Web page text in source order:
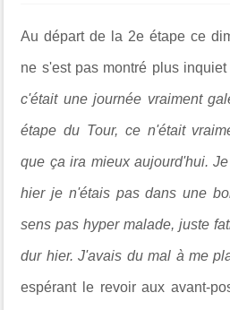
Au départ de la 2e étape ce
ne s'est pas montré plus inquiet
c'était une journée vraiment
étape du Tour, ce n'était
que ça ira mieux aujourd'hui.
hier je n'étais pas dans une
sens pas hyper malade, juste
dur hier. J'avais du mal à me
espérant le revoir aux avant-